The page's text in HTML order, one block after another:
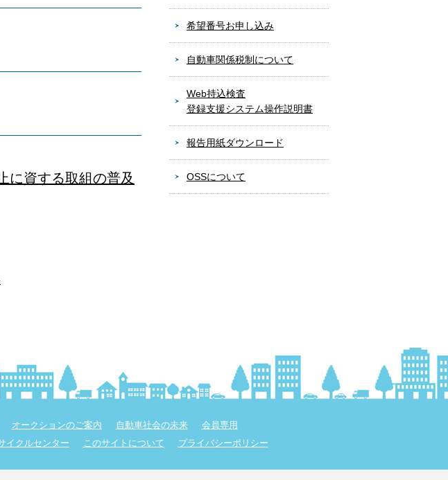
に資する取組の普及
希望番号お申し込み
自動車関係税制について
Web持込検査
登録支援システム操作説明書
報告用紙ダウンロード
OSSについて
オークションのご案内 自動車社会の未来
会員専用
イクルセンター このサイトについて プライバシーポリシー